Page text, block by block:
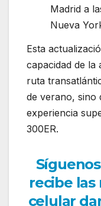
Madrid a
Nueva
Esta
capacidad de la
ruta
de verano, sino
experiencia
300ER.
recibe
celular